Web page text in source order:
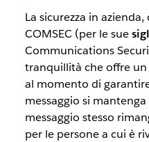
La sicurezza in
COMSEC (per le sue
Communications
tranquillità che offre
al momento di
messaggio si
messaggio stesso
per le persone a cui è